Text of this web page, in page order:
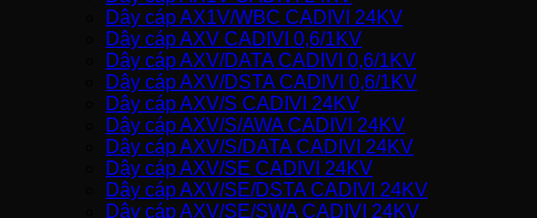
Dây cáp AX1V/WBC CADIVI 24KV
Dây cáp AXV CADIVI 0,6/1KV
Dây cáp AXV/DATA CADIVI 0,6/1KV
Dây cáp AXV/DSTA CADIVI 0,6/1KV
Dây cáp AXV/S CADIVI 24KV
Dây cáp AXV/S/AWA CADIVI 24KV
Dây cáp AXV/S/DATA CADIVI 24KV
Dây cáp AXV/SE CADIVI 24KV
Dây cáp AXV/SE/DSTA CADIVI 24KV
Dây cáp AXV/SE/SWA CADIVI 24KV